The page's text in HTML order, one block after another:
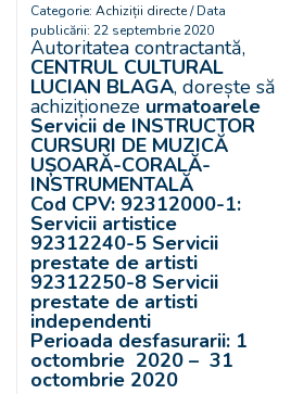
Categorie: Achiziții directe/ Data
publicării: 22 septembrie 2020
Autoritatea contractantă,
CENTRUL CULTURAL
LUCIAN BLAGA, dorește să
achiziționeze urmatoarele
Servicii de INSTRUCTOR
CURSURI DE MUZICĂ
UȘOARĂ-CORALĂ-
INSTRUMENTALĂ
Cod CPV: 92312000-1:
Servicii artistice
92312240-5 Servicii
prestate de artisti
92312250-8 Servicii
prestate de artisti
independenti
Perioada desfasurarii: 1
octombrie 2020 – 31
octombrie 2020